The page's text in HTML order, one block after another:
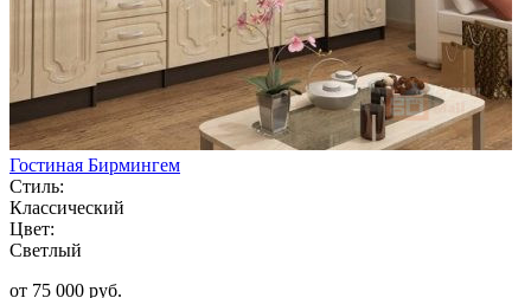
Гостиная Бирмингем
Стиль:
Классический
Цвет:
Светлый
от 75 000 руб.